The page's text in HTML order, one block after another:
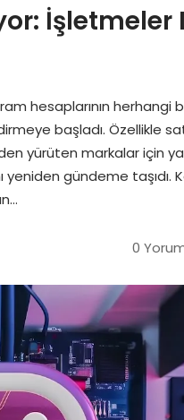
İşletmeler
hesaplarının herhangi
başladı. Özellikle
yürüten markalar için
yeniden gündeme taşıdı.
0